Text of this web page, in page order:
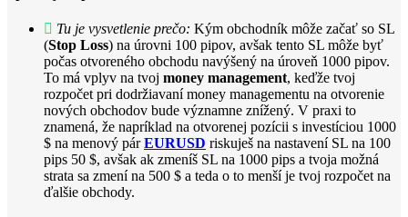
Tu je vysvetlenie prečo: Kým obchodník môže začať so SL
(Stop Loss) na úrovni 100 pipov, avšak tento SL môže byť
počas otvoreného obchodu navýšený na úroveň 1000 pipov.
To má vplyv na tvoj money management, keďže tvoj
rozpočet pri dodržiavaní money managementu na otvorenie
nových obchodov bude významne znížený. V praxi to
znamená, že napríklad na otvorenej pozícii s investíciou 1000
$ na menový párEURUSD riskuješ na nastavení SL na 100
pips 50 $, avšak ak zmeníš SL na 1000 pips a tvoja možná
strata sa zmení na 500 $ a teda o to menší je tvoj rozpočet na
ďalšie obchody.